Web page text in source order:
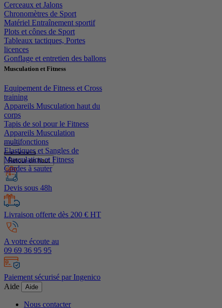
Cerceaux et Jalons
Chronomètres de Sport
Matériel Entraînement sportif
Plots et cônes de Sport
Tableaux tactiques, Portes
licences
Gonflage et entretien des ballons
Musculation et Fitness
Equipement de Fitness et Cross
training
Appareils Musculation haut du
corps
Tapis de sol pour le Fitness
Appareils Musculation
multifonctions
Elastiques et Sangles de
Musculation et Fitness
Cordes à sauter
Retour en haut
Devis sous 48h
Livraison offerte dès 200 € HT
A votre écoute au
09 69 36 95 95
Paiement sécurisé par Ingenico
Aide
Aide
Nous contacter